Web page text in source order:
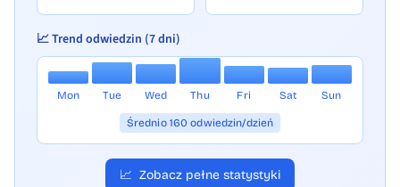
📈 Trend odwiedzin (7 dni)
Mon Tue Wed Thu Fri Sat Sun
Średnio 160 odwiedzin/dzień
📈 Zobacz pełne statystyki